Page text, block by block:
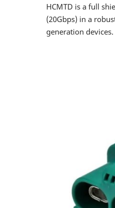
HCMTD is a full
(20Gbps) in a
generation devices.